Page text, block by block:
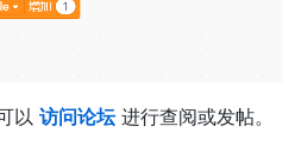
以 访问论坛进行查阅或发帖。